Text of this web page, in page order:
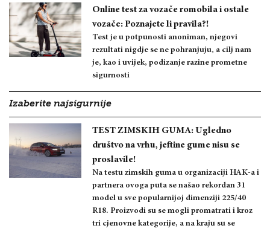
Online test za vozače romobila i ostale
vozače: Poznajete li pravila?!
Test je u potpunosti anoniman, njegovi
rezultati nigdje se ne pohranjuju, a cilj nam
je, kao i uvijek, podizanje razine prometne
sigurnosti
Izaberite najsigurnije
TEST ZIMSKIH GUMA: Ugledno
društvo na vrhu, jeftine gume nisu se
proslavile!
Na testu zimskih guma u organizaciji HAK-a i
partnera ovoga puta se našao rekordan 31
model u sve popularnijoj dimenziji 225/40
R18. Proizvodi su se mogli promatrati i kroz
tri cjenovne kategorije, a na kraju su se